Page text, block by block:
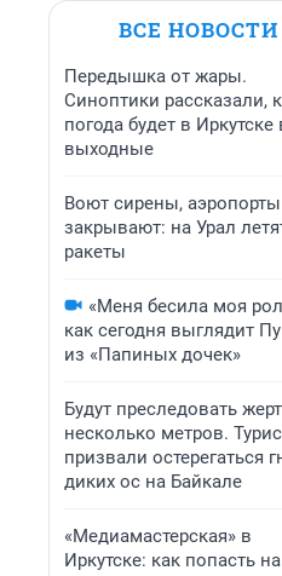
ВСЕ НОВОСТИ
Передышка от жары.
Синоптики рассказали,
погода будет в Иркутске
выходные
Воют сирены, аэропорты
закрывают: на Урал
ракеты
«Меня бесила моя
как сегодня выглядит
из «Папиных дочек»
Будут преследовать
несколько метров.
призвали остерегаться
диких ос на Байкале
«Медиамастерская» в
Иркутске: как попасть на